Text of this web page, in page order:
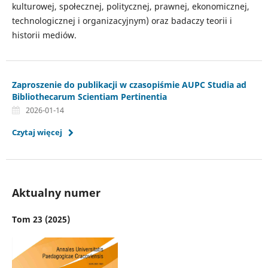
kulturowej, społecznej, politycznej, prawnej, ekonomicznej,
technologicznej i organizacyjnym) oraz badaczy teorii i
historii mediów.
Zaproszenie do publikacji w czasopiśmie AUPC Studia ad
Bibliothecarum Scientiam Pertinentia
2026-01-14
Czytaj więcej
Aktualny numer
Tom 23 (2025)